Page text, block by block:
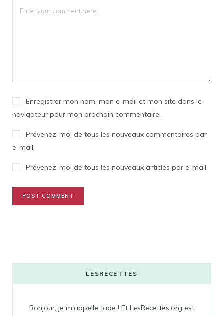
Enregistrer mon nom, mon e-mail et mon site dans le
navigateur pour mon prochain commentaire.
Prévenez-moi de tous les nouveaux commentaires par
e-mail.
Prévenez-moi de tous les nouveaux articles par e-mail.
LESRECETTES
Bonjour, je m'appelle Jade ! Et LesRecettes.org est